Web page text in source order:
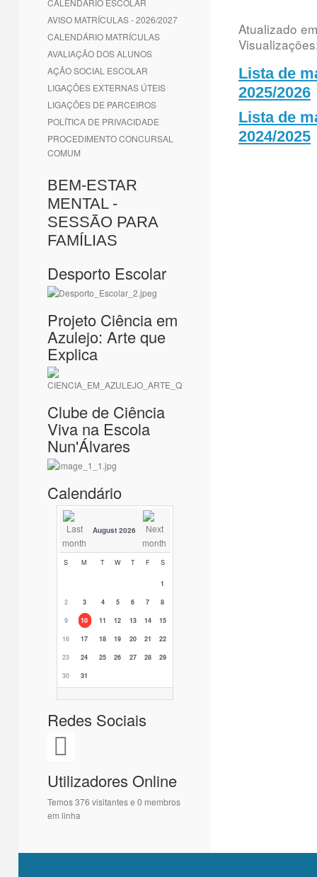
CALENDÁRIO ESCOLAR
AVISO MATRÍCULAS - 2026/2027
CALENDÁRIO MATRÍCULAS
AVALIAÇÃO DOS ALUNOS
AÇÃO SOCIAL ESCOLAR
LIGAÇÕES EXTERNAS ÚTEIS
LIGAÇÕES DE PARCEIROS
POLÍTICA DE PRIVACIDADE
PROCEDIMENTO CONCURSAL
COMUM
BEM-ESTAR
MENTAL -
SESSÃO PARA
FAMÍLIAS
Desporto Escolar
Projeto Ciência em
Azulejo: Arte que
Explica
Clube de Ciência
Viva na Escola
Nun'Álvares
Calendário
August 2026
S M T W T F S
1
2
3 4 5 6 7
8
9
10 11 12 13 14
15
16
17 18 19 20 21
22
23
24 25 26 27 28
29
30
31
Redes Sociais
Utilizadores Online
Temos 376 visitantes e 0 membros
em linha
Atualizado
Lista de
2025/2026
Lista de
2024/2025